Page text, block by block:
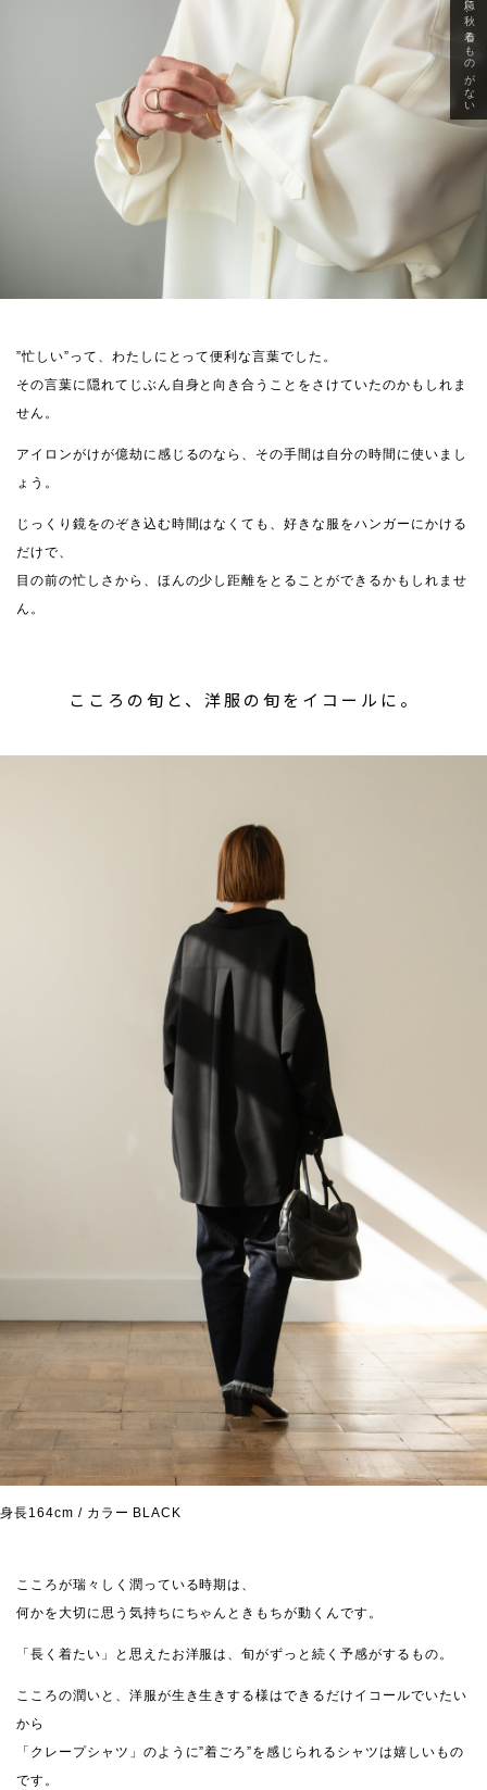
”忙しい”って、わたしにとって便利な言葉でした。
その言葉に隠れてじぶん自身と向き合うことをさけていたのかもしれま
せん。
アイロンがけが億劫に感じるのなら、その手間は自分の時間に使いまし
ょう。
じっくり鏡をのぞき込む時間はなくても、好きな服をハンガーにかける
だけで、
目の前の忙しさから、ほんの少し距離をとることができるかもしれませ
ん。
こころの旬と、洋服の旬をイコールに。
身長164cm / カラー BLACK
こころが瑞々しく潤っている時期は、
何かを大切に思う気持ちにちゃんときもちが動くんです。
「長く着たい」と思えたお洋服は、旬がずっと続く予感がするもの。
こころの潤いと、洋服が生き生きする様はできるだけイコールでいたい
から
「クレープシャツ」のように”着ごろ”を感じられるシャツは嬉しいもの
です。
急に秋、着るものがない